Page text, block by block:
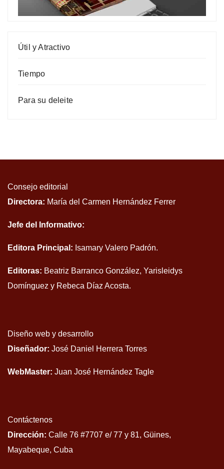
Útil y Atractivo
Tiempo
Para su deleite
Consejo editorial
Directora: María del Carmen Hernández Ferrer
Jefe del Informativo:
Editora Principal: Isamary Valero Padrón.
Editoras: Beatriz Barranco González, Yarisleidys
Domínguez y Rebeca Díaz Acosta.
Diseño web y desarrollo
Diseñador: José Daniel Herrera Torres
WebMaster: Juan José Hernández Tagle
Contáctenos
Dirección: Calle 76 #7707 e/ 77 y 81, Güines,
Mayabeque, Cuba